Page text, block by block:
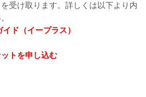
受け取ります。詳しくは以下より内
ド（イープラス）
トを申し込む